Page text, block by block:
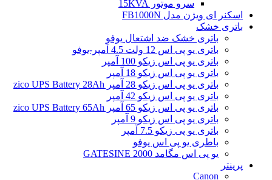
سرو موتور 15KVA
اسکنر ای ویژن مدل FB1000N
باتری خشک
باتری خشک ضد اشتعال یوفو
باتری یو پی اس 12 ولت 4.5 آمپر-یوفو
باتری یو پی اس زیکو 100 آمپر
باتری یو پی اس زیکو 18 آمپر
باتری یو پی اس زیکو 28 آمپر zico UPS Battery 28Ah
باتری یو پی اس زیکو 42 آمپر
باتری یو پی اس زیکو 65 آمپر zico UPS Battery 65Ah
باتری یو پی اس زیکو 9 آمپر
باتری یو پی زیکو 7.5 آمپر
باطری یو پی اس یوفو
یو پی اس مگامد GATESINE 2000
پرینتر
Canon